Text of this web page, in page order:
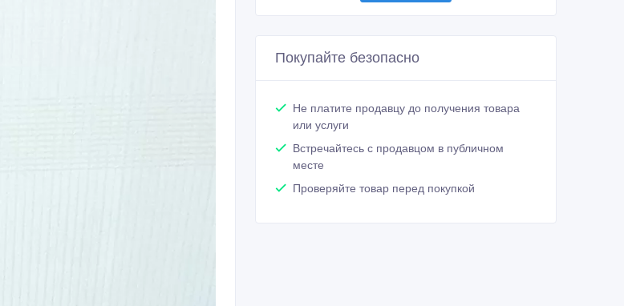
Покупайте безопасно
Не платите продавцу до получения товара
или услуги
Встречайтесь с продавцом в публичном
месте
Проверяйте товар перед покупкой